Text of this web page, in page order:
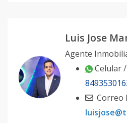
Luis Jose
Agente
Celular
Correo